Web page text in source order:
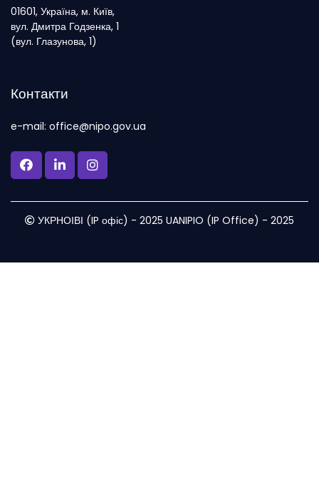
01601, Україна, м. Київ,
вул. Дмитра Годзенка, 1
(вул. Глазунова, 1)
Контакти
e-mail: office@nipo.gov.ua
УКРНОІВІ (IP офіс) - 2025 UANIPIO (IP Office) - 2025